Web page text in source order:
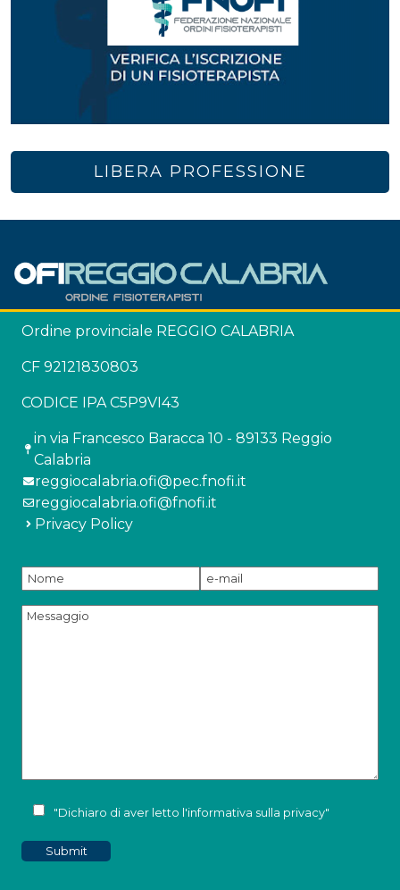
LIBERA PROFESSIONE
Ordine provinciale REGGIO CALABRIA
CF 92121830803
CODICE IPA C5P9VI43
in via Francesco Baracca 10 - 89133 Reggio
Calabria
reggiocalabria.ofi@pec.fnofi.it
reggiocalabria.ofi@fnofi.it
Privacy Policy
"Dichiaro di aver letto l'informativa sulla privacy"